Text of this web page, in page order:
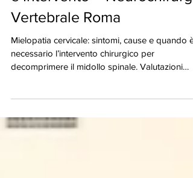
e Intervento –
Vertebrale Roma
Mielopatia cervicale: sintomi, cause e quando è
necessario l’intervento chirurgico per